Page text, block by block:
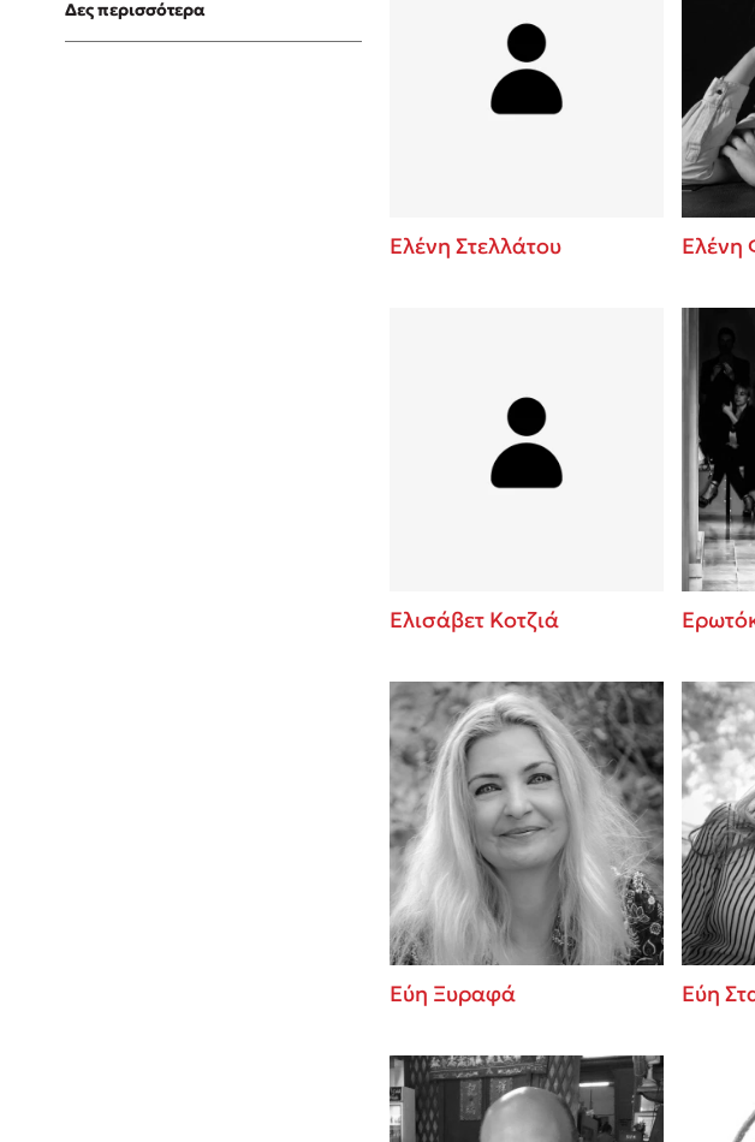
Young Adult
Δες περισσότερα
Ελένη Στελλάτου Ελένη
Ελισάβετ Κοτζιά
Εύη Ξυραφά Εύη